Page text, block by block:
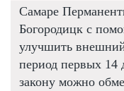
Самаре
Богородицк с
улучшить
период первых 14
закону можно